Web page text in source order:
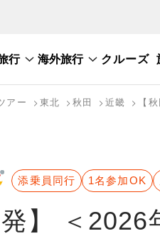
行 海外旅行 クルーズ
国内旅行トップ
海外旅行トップ
アー 東北 秋田 近畿 【
発】 ＜
添乗員同行 1名参加OK